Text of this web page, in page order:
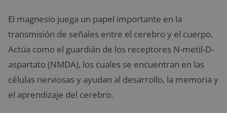
El magnesio juega un papel importante en la
transmisión de señales entre el cerebro y el cuerpo.
Actúa como el guardián de los receptores N-metil-D-
aspartato (NMDA), los cuales se encuentran en las
células nerviosas y ayudan al desarrollo, la memoria y
el aprendizaje del cerebro.